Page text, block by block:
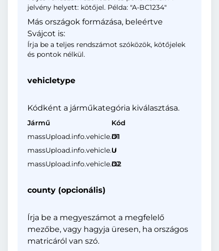
jelvény helyett: kötőjel. Példa: "A-BC1234"
Más országok formázása, beleértve
Svájcot is:
Írja be a teljes rendszámot szóközök, kötőjelek
és pontok nélkül.
vehicletype
Kódként a járműkategória kiválasztása.
Jármű
Kód
massUpload.info.vehicle.d1
D1
massUpload.info.vehicle.u
U
massUpload.info.vehicle.d2
D2
county (opcionális)
Írja be a megyeszámot a megfelelő
mezőbe, vagy hagyja üresen, ha országos
matricáról van szó.